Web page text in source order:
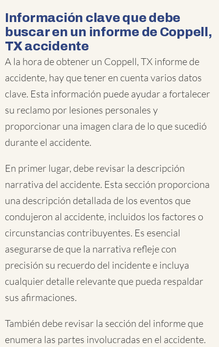
Información clave que debe
buscar en un informe de Coppell,
TX accidente
A la hora de obtener un Coppell, TX informe de
accidente, hay que tener en cuenta varios datos
clave. Esta información puede ayudar a fortalecer
su reclamo por lesiones personales y
proporcionar una imagen clara de lo que sucedió
durante el accidente.
En primer lugar, debe revisar la descripción
narrativa del accidente. Esta sección proporciona
una descripción detallada de los eventos que
condujeron al accidente, incluidos los factores o
circunstancias contribuyentes. Es esencial
asegurarse de que la narrativa refleje con
precisión su recuerdo del incidente e incluya
cualquier detalle relevante que pueda respaldar
sus afirmaciones.
También debe revisar la sección del informe que
enumera las partes involucradas en el accidente.